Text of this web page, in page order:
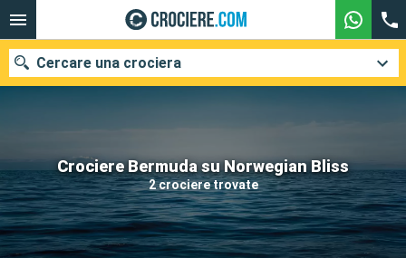
Crociere Bermuda su Norwegian Bliss
2 crociere trovate
Cercare una crociera
Le nostre destinazioni
Mesi di partenza
Porti Compagnie